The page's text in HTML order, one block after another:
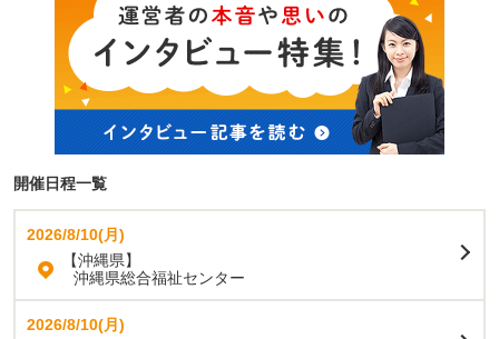
開催日程一覧
2026/8/10(月)
【沖縄県】
沖縄県総合福祉センター
2026/8/10(月)